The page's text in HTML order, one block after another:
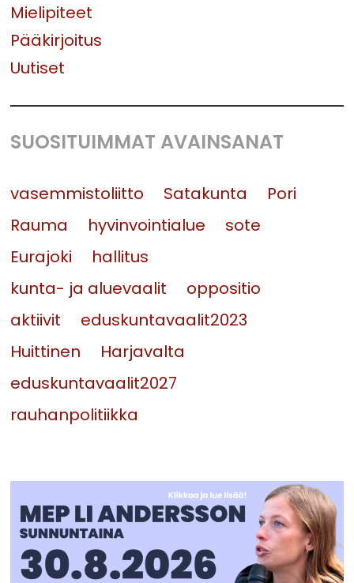
Mielipiteet
Pääkirjoitus
Uutiset
SUOSITUIMMAT AVAINSANAT
vasemmistoliitto Satakunta
Pori
Rauma
hyvinvointialue
sote
Eurajoki
hallitus
kunta- ja aluevaalit
oppositio
aktiivit
eduskuntavaalit2023
Huittinen
Harjavalta
eduskuntavaalit2027
rauhanpolitiikka